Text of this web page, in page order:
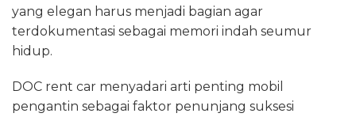
yang elegan harus menjadi bagian agar
terdokumentasi sebagai memori indah seumur
hidup.
DOC rent car menyadari arti penting mobil
pengantin sebagai faktor penunjang suksesi